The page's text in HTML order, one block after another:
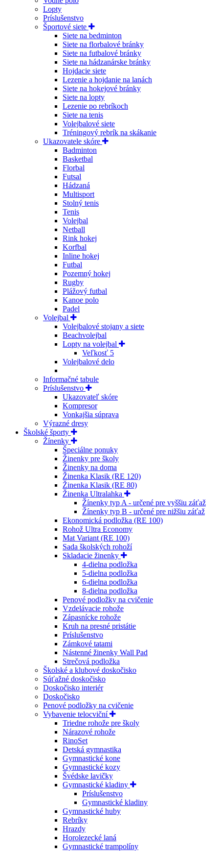
Lopty
Príslušenstvo
Športové siete
Siete na bedminton
Siete na florbalové bránky
Siete na futbalové bránky
Siete na hádzanárske bránky
Hojdacie siete
Lezenie a hojdanie na lanách
Siete na hokejové bránky
Siete na lopty
Lezenie po rebríkoch
Siete na tenis
Volejbalové siete
Tréningový rebrík na skákanie
Ukazovatele skóre
Badminton
Basketbal
Florbal
Futsal
Hádzaná
Multisport
Stolný tenis
Tenis
Volejbal
Netball
Rink hokej
Korfbal
Inline hokej
Futbal
Pozemný hokej
Rugby
Plážový futbal
Kanoe polo
Padel
Volejbal
Volejbalové stojany a siete
Beachvolejbal
Lopty na volejbal
Veľkosť 5
Volejbalové delo
Informačné tabule
Príslušenstvo
Ukazovateľ skóre
Kompresor
Vonkajšia súprava
Výrazné dresy
Školské športy
Žínenky
Špeciálne ponuky
Žinenky pre školy
Žinenky na doma
Žinenka Klasik (RE 120)
Žinenka Klasik (RE 80)
Žinenka Ultralahka
Žínenky typ A - určené pre vyššiu záťaž
Žínenky typ B - určené pre nižšiu záťaž
Ekonomická podložka (RE 100)
Rohož Ultra Economy
Mat Variant (RE 100)
Sada školských rohoží
Skladacie žinenky
4-dielna podložka
5-dielna podložka
6-dielna podložka
8-dielna podložka
Penové podložky na cvičenie
Vzdelávacie rohože
Zápasnícke rohože
Kruh na presné pristátie
Príslušenstvo
Zámkové tatami
Nástenné žinenky Wall Pad
Strečová podložka
Školské a klubové doskočisko
Súťažné doskočisko
Doskočisko interiér
Doskočisko
Penové podložky na cvičenie
Vybavenie telocviční
Triedne rohože pre školy
Nárazové rohože
RinoSet
Detská gymnastika
Gymnastické kone
Gymnastické kozy
Švédske lavičky
Gymnastické kladiny
Príslušenstvo
Gymnastické kladiny
Gymnastické huby
Rebríky
Hrazdy
Horolezecké laná
Gymnastické trampolíny